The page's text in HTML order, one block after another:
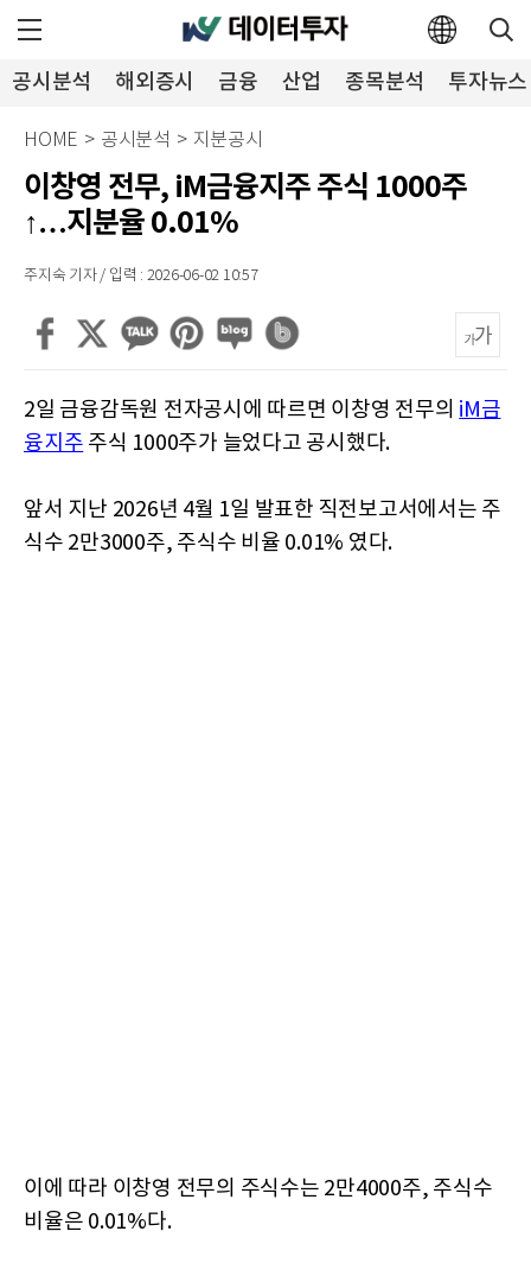
공시분석 해외증시 금융 산업 종목분석 투자뉴스
HOME > 공시분석 > 지분공시
이창영 전무, iM금융지주 주식 1000주
↑…지분율 0.01%
주지숙 기자 / 입력 : 2026-06-02 10:57
2일 금융감독원 전자공시에 따르면 이창영 전무의 iM금
융지주 주식 1000주가 늘었다고 공시했다.
앞서 지난 2026년 4월 1일 발표한 직전보고서에서는 주
식수 2만3000주, 주식수 비율 0.01% 였다.
이에 따라 이창영 전무의 주식수는 2만4000주, 주식수
비율은 0.01%다.